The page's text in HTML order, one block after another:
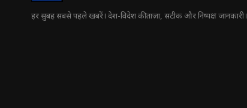
हर सुबह सबसे पहले खबरें। देश-विदेश की ताज़ा, सटीक और निष्पक्ष जानकारी।